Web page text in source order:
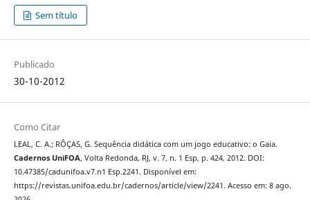
Sem título
Publicado
30-10-2012
Como Citar
LEAL, C. A.; RÔÇAS, G. Sequência didática com um jogo educativo: o Gaia.
Cadernos UniFOA, Volta Redonda, RJ, v. 7, n. 1 Esp, p. 424, 2012. DOI:
10.47385/cadunifoa.v7.n1 Esp.2241. Disponível em:
https://revistas.unifoa.edu.br/cadernos/article/view/2241. Acesso em: 8 ago.